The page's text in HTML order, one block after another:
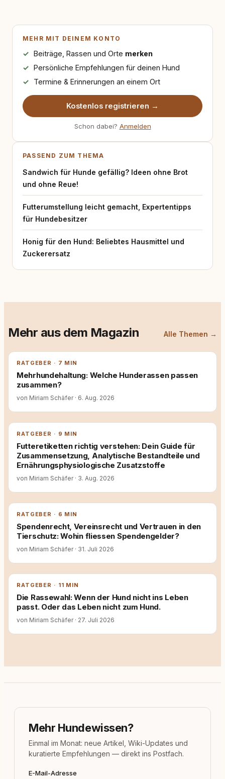
MEHR MIT DEINEM KONTO
Beiträge, Rassen und Orte merken
Persönliche Empfehlungen für deinen Hund
Termine & Erinnerungen an einem Ort
Kostenlos registrieren →
Schon dabei? Anmelden
PASSEND ZUM THEMA
Sandwich für Hunde gefällig? Ideen ohne Brot
und ohne Reue!
Futterumstellung leicht gemacht, Expertentipps
für Hundebesitzer
Honig für den Hund: Beliebtes Hausmittel und
Zuckerersatz
Mehr aus dem Magazin Alle Themen →
RATGEBER · 7 MIN
Mehrhundehaltung: Welche Hunderassen passen
zusammen?
von Miriam Schäfer · 6. Aug. 2026
RATGEBER · 9 MIN
Futteretiketten richtig verstehen: Dein Guide für
Zusammensetzung, Analytische Bestandteile und
Ernährungsphysiologische Zusatzstoffe
von Miriam Schäfer · 3. Aug. 2026
RATGEBER · 6 MIN
Spendenrecht, Vereinsrecht und Vertrauen in den
Tierschutz: Wohin fliessen Spendengelder?
von Miriam Schäfer · 31. Juli 2026
RATGEBER · 11 MIN
Die Rassewahl: Wenn der Hund nicht ins Leben
passt. Oder das Leben nicht zum Hund.
von Miriam Schäfer · 27. Juli 2026
Mehr Hundewissen?
Einmal im Monat: neue Artikel, Wiki-Updates und
kuratierte Empfehlungen — direkt ins Postfach.
E-Mail-Adresse